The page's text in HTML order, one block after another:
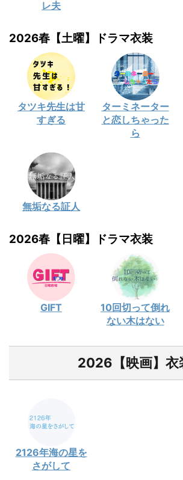
レ夫
2026春【土曜】ドラマ衣装
タツキ先生は甘
すぎる
ターミネーター
と恋しちゃった
ら
無垢なる証人
2026春【日曜】ドラマ衣装
GIFT
10回切って倒れ
ない木はない
2026【映画】衣
2126年海の星を
さがして